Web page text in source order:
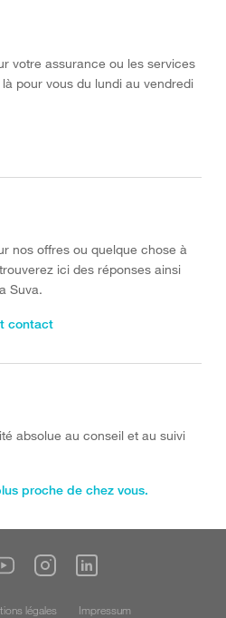
votre assurance ou les services
pour vous du lundi au vendredi
nos offres ou quelque chose à
ici des réponses ainsi
Suva.
contact
absolue au conseil et au suivi
proche de chez vous.
légales Impressum